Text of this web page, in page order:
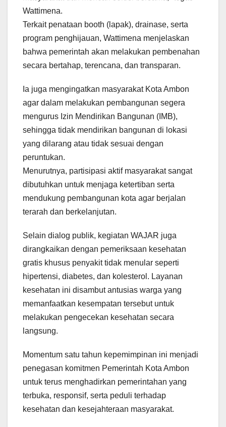
Wattimena.
Terkait penataan booth (lapak), drainase, serta
program penghijauan, Wattimena menjelaskan
bahwa pemerintah akan melakukan pembenahan
secara bertahap, terencana, dan transparan.
Ia juga mengingatkan masyarakat Kota Ambon
agar dalam melakukan pembangunan segera
mengurus Izin Mendirikan Bangunan (IMB),
sehingga tidak mendirikan bangunan di lokasi
yang dilarang atau tidak sesuai dengan
peruntukan.
Menurutnya, partisipasi aktif masyarakat sangat
dibutuhkan untuk menjaga ketertiban serta
mendukung pembangunan kota agar berjalan
terarah dan berkelanjutan.
Selain dialog publik, kegiatan WAJAR juga
dirangkaikan dengan pemeriksaan kesehatan
gratis khusus penyakit tidak menular seperti
hipertensi, diabetes, dan kolesterol. Layanan
kesehatan ini disambut antusias warga yang
memanfaatkan kesempatan tersebut untuk
melakukan pengecekan kesehatan secara
langsung.
Momentum satu tahun kepemimpinan ini menjadi
penegasan komitmen Pemerintah Kota Ambon
untuk terus menghadirkan pemerintahan yang
terbuka, responsif, serta peduli terhadap
kesehatan dan kesejahteraan masyarakat.